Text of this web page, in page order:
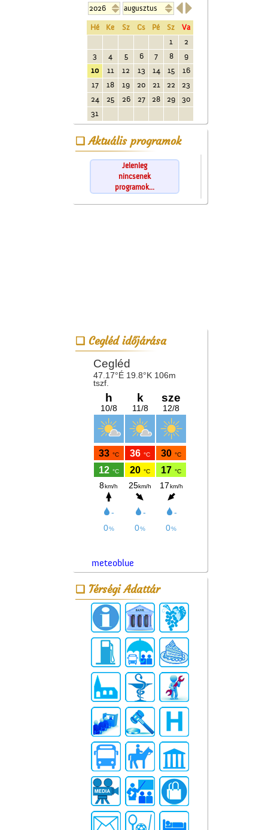

Hé Ke Sz Cs Pé Sz
Va
1
2
3
4 5 6 7 8
9
10
11 12 13 14 15
16
17
18 19 20 21 22
23
24
25 26 27 28 29
30
31
Aktuális programok
Jelenleg
nincsenek
programok...
Cegléd időjárása
meteoblue
Térségi Adattár